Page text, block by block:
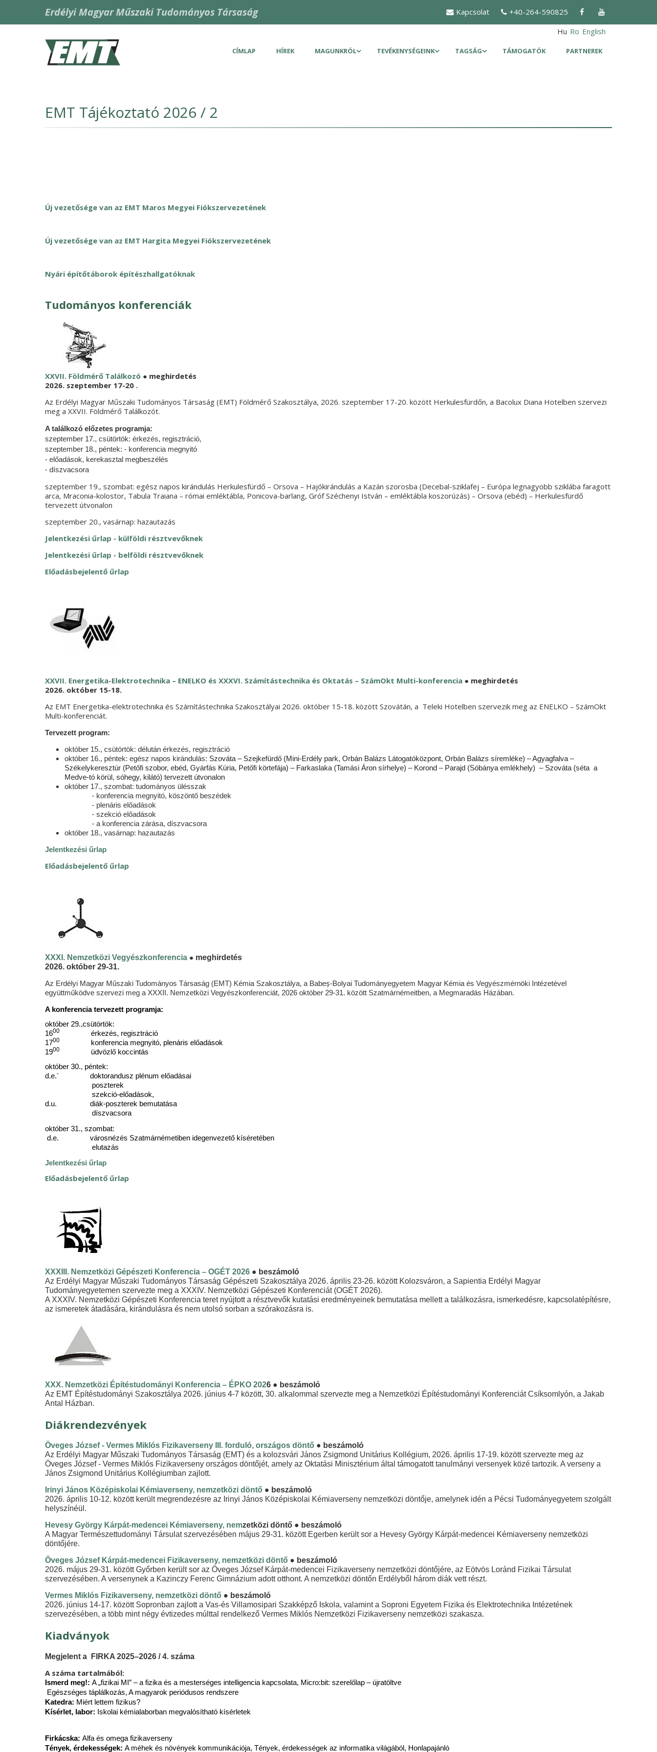
tartalomra
Kapcsolat +40-264-590825
Erdélyi Magyar Műszaki Tudományos Társaság
Hu Ro English
Fő
navigáció
CÍMLAP HÍREK MAGUNKRÓL TEVÉKENYSÉGEINK TAGSÁG TÁMOGATÓK PARTNEREK
EMT Tájékoztató 2026 / 2
Új vezetősége van az EMT Maros Megyei Fiókszervezetének
Új vezetősége van az EMT Hargita Megyei Fiókszervezetének
Nyári építőtáborok építészhallgatóknak
Tudományos konferenciák
XXVII. Földmérő Találkozó ● meghirdetés
2026. szeptember 17-20 .
Az Erdélyi Magyar Műszaki Tudományos Társaság (EMT) Földmérő Szakosztálya, 2026. szeptember 17-20. között Herkulesfürdőn, a Bacolux Diana Hotelben szervezi
meg a XXVII. Földmérő Találkozót.
A találkozó előzetes programja:
szeptember 17., csütörtök: érkezés, regisztráció,
szeptember 18., péntek: - konferencia megnyitó
- előadások, kerekasztal megbeszélés
- díszvacsora
szeptember 19., szombat: egész napos kirándulás Herkulesfürdő – Orsova – Hajókirándulás a Kazán szorosba (Decebal-sziklafej – Európa legnagyobb sziklába faragott
arca, Mraconia-kolostor, Tabula Traiana – római emléktábla, Ponicova-barlang, Gróf Széchenyi István – emléktábla koszorúzás) – Orsova (ebéd) – Herkulesfürdő
tervezett útvonalon
szeptember 20., vasárnap: hazautazás
Jelentkezési űrlap - külföldi résztvevőknek
Jelentkezési űrlap - belföldi résztvevőknek
Előadásbejelentő űrlap
XXVII. Energetika-Elektrotechnika – ENELKO és XXXVI. Számítástechnika és Oktatás – SzámOkt Multi-konferencia ● meghirdetés
2026. október 15-18.
Az EMT Energetika-elektrotechnika és Számítástechnika Szakosztályai 2026. október 15-18. között Szovátán, a Teleki Hotelben szervezik meg az ENELKO – SzámOkt
Multi-konferenciát.
Tervezett program:
október 15., csütörtök: délután érkezés, regisztráció
október 16., péntek: egész napos kirándulás: Szováta – Szejkefürdő (Mini-Erdély park, Orbán Balázs Látogatóközpont, Orbán Balázs síremléke) – Agyagfalva –
Székelykeresztúr (Petőfi szobor, ebéd, Gyárfás Kúria, Petőfi körtefája) – Farkaslaka (Tamási Áron sírhelye) – Korond – Parajd (Sóbánya emlékhely) – Szováta (séta a
Medve-tó körül, sóhegy, kilátó) tervezett útvonalon
október 17., szombat: tudományos ülésszak
- konferencia megnyitó, köszöntő beszédek
- plenáris előadások
- szekció előadások
- a konferencia zárása, díszvacsora
október 18., vasárnap: hazautazás
Jelentkezési űrlap
Előadásbejelentő űrlap
XXXI. Nemzetközi Vegyészkonferencia ● meghirdetés
2026. október 29-31.
Az Erdélyi Magyar Műszaki Tudományos Társaság (EMT) Kémia Szakosztálya, a Babeș-Bolyai Tudományegyetem Magyar Kémia és Vegyészmérnöki Intézetével
együttműködve szervezi meg a XXXII. Nemzetközi Vegyészkonferenciát, 2026 október 29-31. között Szatmárnémeitben, a Megmaradás Házában.
A konferencia tervezett programja:
október 29.,csütörtök:
1600
érkezés, regisztráció
1700
konferencia megnyitó, plenáris előadások
1900
üdvözlő koccintás
október 30., péntek:
d.e.-
doktorandusz plénum előadásai
poszterek
szekció-előadások,
d.u. diák-poszterek bemutatása
díszvacsora
október 31., szombat:
d.e. városnézés Szatmárnémetiben idegenvezető kíséretében
elutazás
Jelentkezési űrlap
Előadásbejelentő űrlap
XXXIII. Nemzetközi Gépészeti Konferencia – OGÉT 2026 ● beszámoló
Az Erdélyi Magyar Műszaki Tudományos Társaság Gépészeti Szakosztálya 2026. április 23-26. között Kolozsváron, a Sapientia Erdélyi Magyar
Tudományegyetemen szervezte meg a XXXIV. Nemzetközi Gépészeti Konferenciát (OGÉT 2026).
A XXXIV. Nemzetközi Gépészeti Konferencia teret nyújtott a résztvevők kutatási eredményeinek bemutatása mellett a találkozásra, ismerkedésre, kapcsolatépítésre,
az ismeretek átadására, kirándulásra és nem utolsó sorban a szórakozásra is.
XXX. Nemzetközi Építéstudományi Konferencia – ÉPKO 2026 ● beszámoló
Az EMT Építéstudományi Szakosztálya 2026. június 4-7 között, 30. alkalommal szervezte meg a Nemzetközi Építéstudományi Konferenciát Csíksomlyón, a Jakab
Antal Házban.
Diákrendezvények
Öveges József - Vermes Miklós Fizikaverseny III. forduló, országos döntő ● beszámoló
Az Erdélyi Magyar Műszaki Tudományos Társaság (EMT) és a kolozsvári János Zsigmond Unitárius Kollégium, 2026. április 17-19. között szervezte meg az
Öveges József - Vermes Miklós Fizikaverseny országos döntőjét, amely az Oktatási Minisztérium által támogatott tanulmányi versenyek közé tartozik. A verseny a
János Zsigmond Unitárius Kollégiumban zajlott.
Irinyi János Középiskolai Kémiaverseny, nemzetközi döntő ● beszámoló
2026. április 10-12. között került megrendezésre az Irinyi János Középiskolai Kémiaverseny nemzetközi döntője, amelynek idén a Pécsi Tudományegyetem szolgált
helyszínéül.
Hevesy György Kárpát-medencei Kémiaverseny, nemzetközi döntő ● beszámoló
A Magyar Természettudományi Társulat szervezésében május 29-31. között Egerben került sor a Hevesy György Kárpát-medencei Kémiaverseny nemzetközi
döntőjére.
Öveges József Kárpát-medencei Fizikaverseny, nemzetközi döntő ● beszámoló
2026. május 29-31. között Győrben került sor az Öveges József Kárpát-medencei Fizikaverseny nemzetközi döntőjére, az Eötvös Loránd Fizikai Társulat
szervezésében. A versenynek a Kazinczy Ferenc Gimnázium adott otthont. A nemzetközi döntőn Erdélyből három diák vett részt.
Vermes Miklós Fizikaverseny, nemzetközi döntő ● beszámoló
2026. június 14-17. között Sopronban zajlott a Vas-és Villamosipari Szakképző Iskola, valamint a Soproni Egyetem Fizika és Elektrotechnika Intézetének
szervezésében, a több mint négy évtizedes múlttal rendelkező Vermes Miklós Nemzetközi Fizikaverseny nemzetközi szakasza.
Kiadványok
Megjelent a FIRKA 2025–2026 / 4. száma
A száma tartalmából:
Ismerd meg!: A „fizikai MI” – a fizika és a mesterséges intelligencia kapcsolata, Micro:bit: szerelőlap – újratöltve
Egészséges táplálkozás, A magyarok periódusos rendszere
Katedra: Miért lettem fizikus?
Kísérlet, labor: Iskolai kémialaborban megvalósítható kísérletek
Firkácska: Alfa és omega fizikaverseny
Tények, érdekességek: A méhek és növények kommunikációja, Tények, érdekességek az informatika világából, Honlapajánló